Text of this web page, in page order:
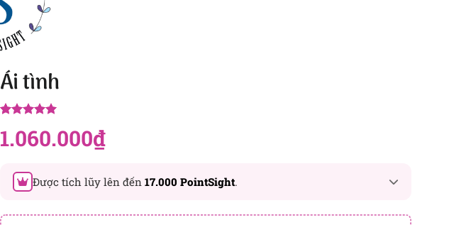
Ái tình
dựa trên
đánh giá
1.060.000₫
Được tích lũy lên đến 17.000 PointSight.
Đây là số PointSight ước tính bạn sẽ được tích lũy khi mua sản phẩm hôm nay,